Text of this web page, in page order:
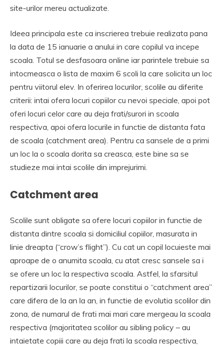
site-urilor mereu actualizate.
Ideea principala este ca inscrierea trebuie realizata pana
la data de 15 ianuarie a anului in care copilul va incepe
scoala. Totul se desfasoara online iar parintele trebuie sa
intocmeasca o lista de maxim 6 scoli la care solicita un loc
pentru viitorul elev. In oferirea locurilor, scolile au diferite
criterii: intai ofera locuri copiilor cu nevoi speciale, apoi pot
oferi locuri celor care au deja frati/surori in scoala
respectiva, apoi ofera locurile in functie de distanta fata
de scoala (catchment area). Pentru ca sansele de a primi
un loc la o scoala dorita sa creasca, este bine sa se
studieze mai intai scolile din imprejurimi.
Catchment area
Scolile sunt obligate sa ofere locuri copiilor in functie de
distanta dintre scoala si domiciliul copiilor, masurata in
linie dreapta (“crow’s flight”). Cu cat un copil locuieste mai
aproape de o anumita scoala, cu atat cresc sansele sa i
se ofere un loc la respectiva scoala. Astfel, la sfarsitul
repartizarii locurilor, se poate constitui o “catchment area”
care difera de la an la an, in functie de evolutia scolilor din
zona, de numarul de frati mai mari care mergeau la scoala
respectiva (majoritatea scolilor au sibling policy – au
intaietate copiii care au deja frati la scoala respectiva,